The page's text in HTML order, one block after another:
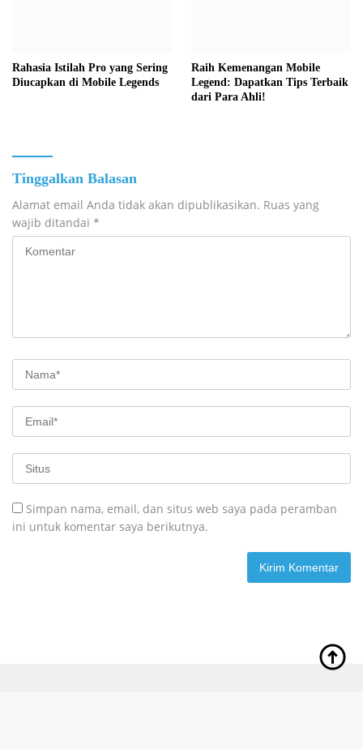
Rahasia Istilah Pro yang Sering
Diucapkan di Mobile Legends
Raih Kemenangan Mobile
Legend: Dapatkan Tips Terbaik
dari Para Ahli!
Tinggalkan Balasan
Alamat email Anda tidak akan dipublikasikan. Ruas yang
wajib ditandai *
Simpan nama, email, dan situs web saya pada peramban
ini untuk komentar saya berikutnya.